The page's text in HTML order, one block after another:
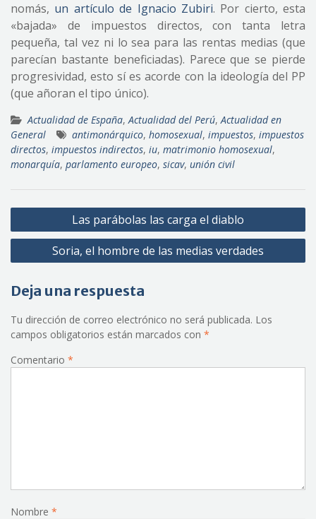
nomás, un artículo de Ignacio Zubiri. Por cierto, esta
«bajada» de impuestos directos, con tanta letra
pequeña, tal vez ni lo sea para las rentas medias (que
parecían bastante beneficiadas). Parece que se pierde
progresividad, esto sí es acorde con la ideología del PP
(que añoran el tipo único).
Actualidad de España,Actualidad del Perú,Actualidad en
General
antimonárquico, homosexual, impuestos, impuestos
directos, impuestos indirectos, iu, matrimonio homosexual,
monarquía, parlamento europeo, sicav, unión civil
Navegación
de
entradas
Las parábolas las carga el diablo
Soria, el hombre de las medias verdades
Deja una respuesta
Tu dirección de correo electrónico no será publicada. Los
campos obligatorios están marcados con *
Comentario *
Nombre *